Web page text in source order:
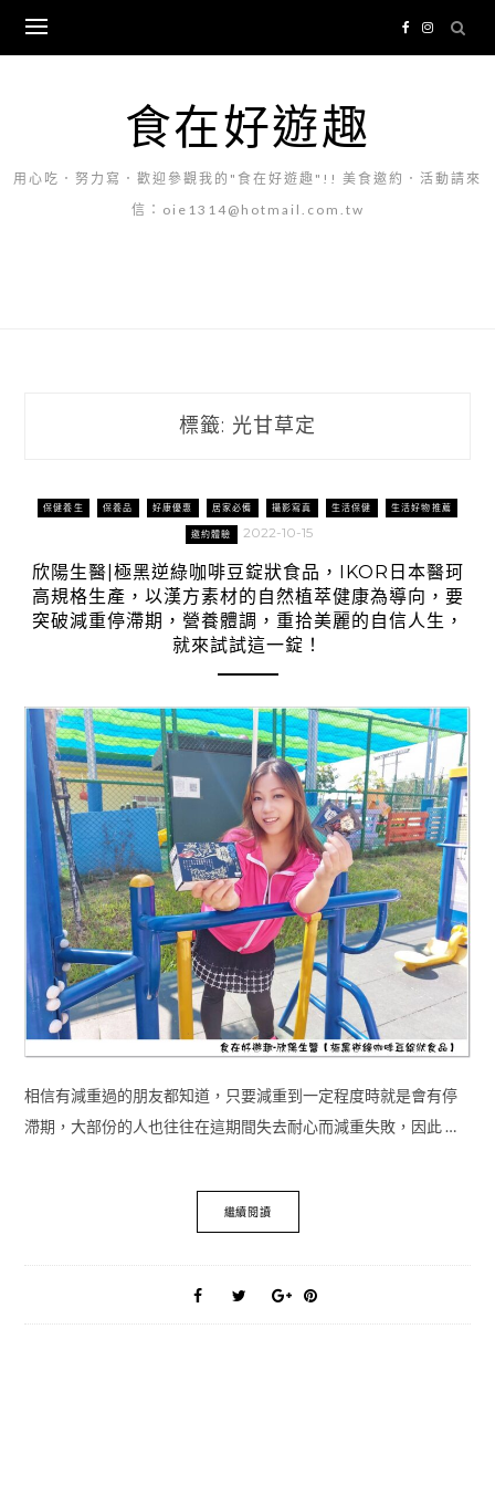
content
食在好遊趣
用心吃．努力寫．歡迎參觀我的"食在好遊趣"!! 美食邀約．活動請來
信：oie1314@hotmail.com.tw
標籤: 光甘草定
保健養生 保養品 好康優惠 居家必備 攝影寫真 生活保健 生活好物推薦
邀約體驗 2022-10-15
欣陽生醫|極黑逆綠咖啡豆錠狀食品，IKOR日本醫珂
高規格生產，以漢方素材的自然植萃健康為導向，要
突破減重停滯期，營養體調，重拾美麗的自信人生，
就來試試這一錠！
相信有減重過的朋友都知道，只要減重到一定程度時就是會有停
滯期，大部份的人也往往在這期間失去耐心而減重失敗，因此 …
繼續閱讀